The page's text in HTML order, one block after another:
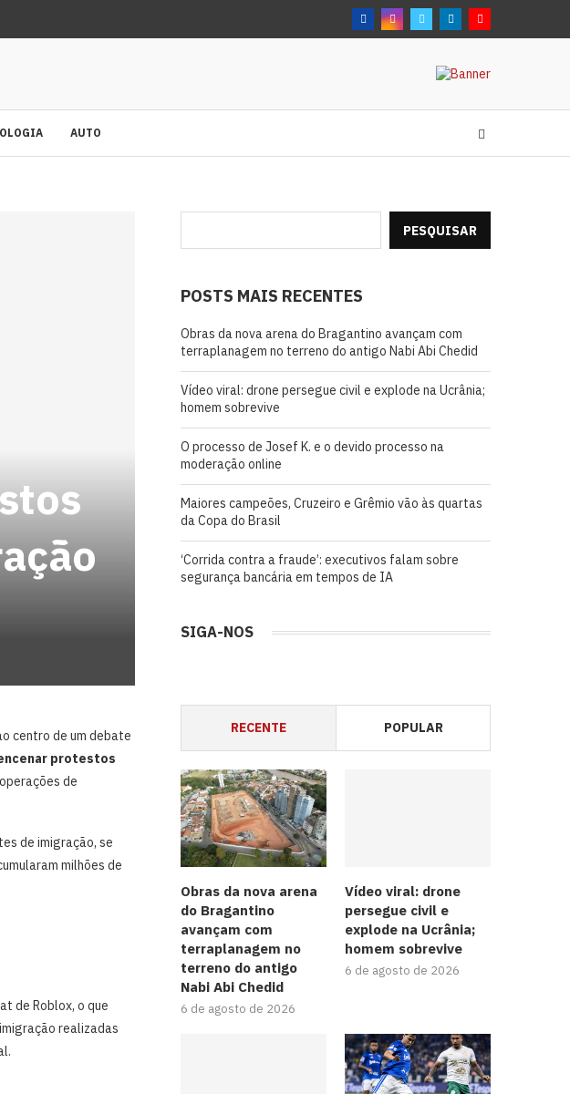
COM...
AUTO
centro de um debate
protestos
de
de imigração, se
milhões de
de Roblox, o que
realizadas
PESQUISAR
POSTS MAIS RECENTES
Obras da nova arena do Bragantino avançam com
terraplanagem no terreno do antigo Nabi Abi Chedid
Vídeo viral: drone persegue civil e explode na Ucrânia;
homem sobrevive
O processo de Josef K. e o devido processo na
moderação online
Maiores campeões, Cruzeiro e Grêmio vão às quartas
da Copa do Brasil
‘Corrida contra a fraude’: executivos falam sobre
segurança bancária em tempos de IA
SIGA-NOS
RECENTE POPULAR
Obras da nova arena
do Bragantino
avançam com
terraplanagem no
terreno do antigo
Nabi Abi Chedid
6 de agosto de 2026
Vídeo viral: drone
persegue civil e
explode na Ucrânia;
homem sobrevive
6 de agosto de 2026